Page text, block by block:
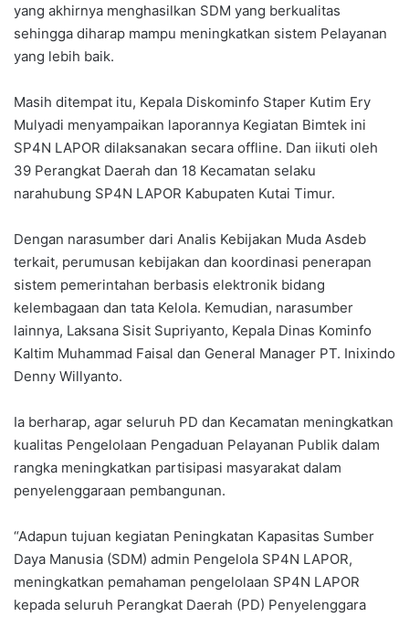
yang akhirnya menghasilkan SDM yang berkualitas
sehingga diharap mampu meningkatkan sistem Pelayanan
yang lebih baik.
Masih ditempat itu, Kepala Diskominfo Staper Kutim Ery
Mulyadi menyampaikan laporannya Kegiatan Bimtek ini
SP4N LAPOR dilaksanakan secara offline. Dan iikuti oleh
39 Perangkat Daerah dan 18 Kecamatan selaku
narahubung SP4N LAPOR Kabupaten Kutai Timur.
Dengan narasumber dari Analis Kebijakan Muda Asdeb
terkait, perumusan kebijakan dan koordinasi penerapan
sistem pemerintahan berbasis elektronik bidang
kelembagaan dan tata Kelola. Kemudian, narasumber
lainnya, Laksana Sisit Supriyanto, Kepala Dinas Kominfo
Kaltim Muhammad Faisal dan General Manager PT. Inixindo
Denny Willyanto.
Ia berharap, agar seluruh PD dan Kecamatan meningkatkan
kualitas Pengelolaan Pengaduan Pelayanan Publik dalam
rangka meningkatkan partisipasi masyarakat dalam
penyelenggaraan pembangunan.
“Adapun tujuan kegiatan Peningkatan Kapasitas Sumber
Daya Manusia (SDM) admin Pengelola SP4N LAPOR,
meningkatkan pemahaman pengelolaan SP4N LAPOR
kepada seluruh Perangkat Daerah (PD) Penyelenggara